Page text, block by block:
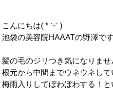
こんにちは( * ˊᵕˋ )
池袋の美容院HAAATの野澤です
髪の毛のジリつき気になりませ
根元から中間までウネウネして
梅雨入りしてぼわぼわする！と